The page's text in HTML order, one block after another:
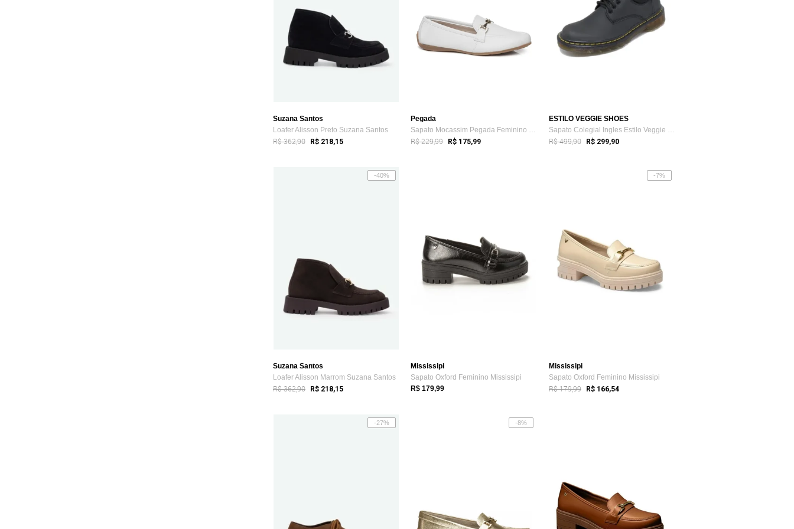
Suzana Santos
Loafer Alisson Preto Suzana Santos
R$ 362,90 R$ 218,15
Pegada
Sapato Mocassim Pegada Feminino em Couro...
R$ 229,99 R$ 175,99
ESTILO VEGGIE SHOES
Sapato Colegial Ingles Estilo Veggie Pre...
R$ 499,90 R$ 299,90
-40%
Suzana Santos
Loafer Alisson Marrom Suzana Santos
R$ 362,90 R$ 218,15
Mississipi
Sapato Oxford Feminino Mississipi
R$ 179,99
-7%
Mississipi
Sapato Oxford Feminino Mississipi
R$ 179,99 R$ 166,54
-27% -8%